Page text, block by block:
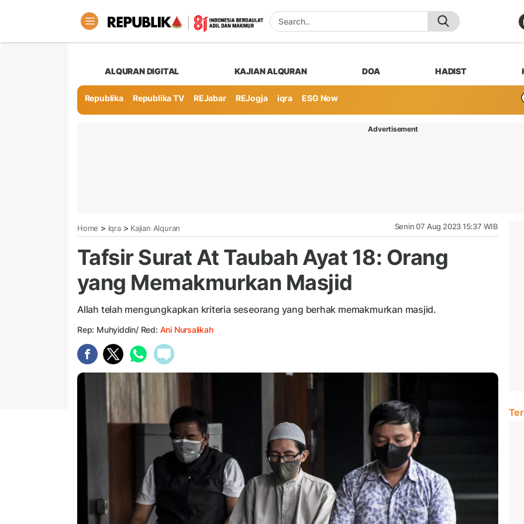
ALQURAN DIGITAL KAJIAN ALQURAN DOA HADIST
Republika Republika TV REJabar REJogja iqra ESG Now
Advertisement
Home > Iqra> Kajian Alquran Senin 07 Aug 2023 15:37 WIB
Tafsir Surat At Taubah Ayat 18: Orang
yang Memakmurkan Masjid
Allah telah mengungkapkan kriteria seseorang yang berhak memakmurkan masjid.
Rep: Muhyiddin/ Red: Ani Nursalikah